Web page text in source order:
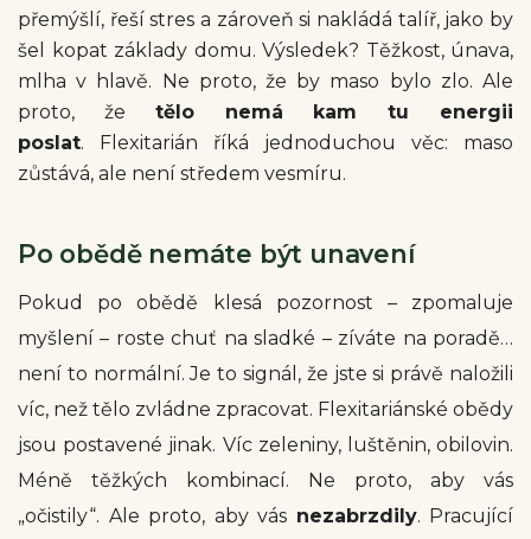
přemýšlí, řeší stres a zároveň si nakládá talíř, jako by
šel kopat základy domu. Výsledek? Těžkost, únava,
mlha v hlavě. Ne proto, že by maso bylo zlo. Ale
proto, že tělo nemá kam tu energii
poslat. Flexitarián říká jednoduchou věc: maso
zůstává, ale není středem vesmíru.
Po obědě nemáte být unavení
Pokud po obědě klesá pozornost – zpomaluje
myšlení – roste chuť na sladké – zíváte na poradě…
není to normální. Je to signál, že jste si právě naložili
víc, než tělo zvládne zpracovat. Flexitariánské obědy
jsou postavené jinak. Víc zeleniny, luštěnin, obilovin.
Méně těžkých kombinací. Ne proto, aby vás
„očistily“. Ale proto, aby vás nezabrzdily. Pracující